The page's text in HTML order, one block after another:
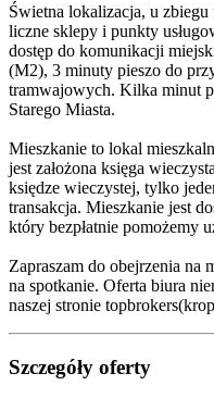
Świetna lokalizacja, u
liczne sklepy i punkty
dostęp do komunikacji
(M2), 3 minuty pieszo do
tramwajowych. Kilka minut
Starego Miasta.
Mieszkanie to lokal
jest założona księga
księdze wieczystej, tylko
transakcja. Mieszkanie jest
który bezpłatnie pomożemy
Zapraszam do obejrzenia na
na spotkanie. Oferta biura
naszej stronie
Szczegóły oferty